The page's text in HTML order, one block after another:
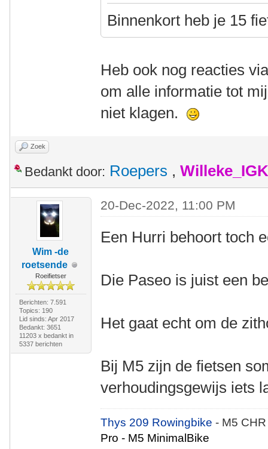
Binnenkort heb je 15
Heb ook nog reacties
om alle informatie tot
niet klagen.
Zoek
Bedankt door: Roepers ,
Wim -de
roetsende
Roeifietser
Berichten: 7.591
Topics: 190
Lid sinds: Apr 2017
Bedankt: 3651
11203 x bedankt in
5337 berichten
20-Dec-2022, 11:00 PM
Een Hurri behoort toch
Die Paseo is juist een
Het gaat echt om de
Bij M5 zijn de fietsen
verhoudingsgewijs iets
Thys 209 Rowingbike- M5
Pro - M5 MinimalBike